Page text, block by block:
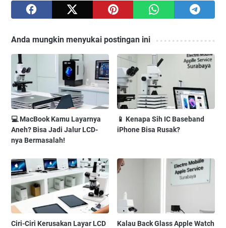
Anda mungkin menyukai postingan ini
💻 MacBook Kamu Layarnya
Aneh? Bisa Jadi Jalur LCD-
nya Bermasalah!
📱 Kenapa Sih IC Baseband
iPhone Bisa Rusak?
Ciri-Ciri Kerusakan Layar LCD
Kalau Back Glass Apple Watch